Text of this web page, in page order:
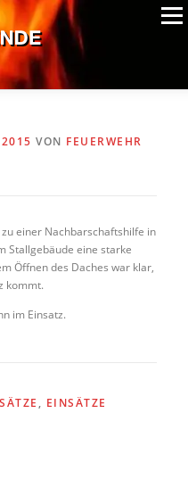
Menü
VON FEUERWEHR
einer Nachbarschaftshilfe in
Stallgebäude eine starke
Öffnen des Daches war klar,
kommt.
im Einsatz.
, EINSÄTZE